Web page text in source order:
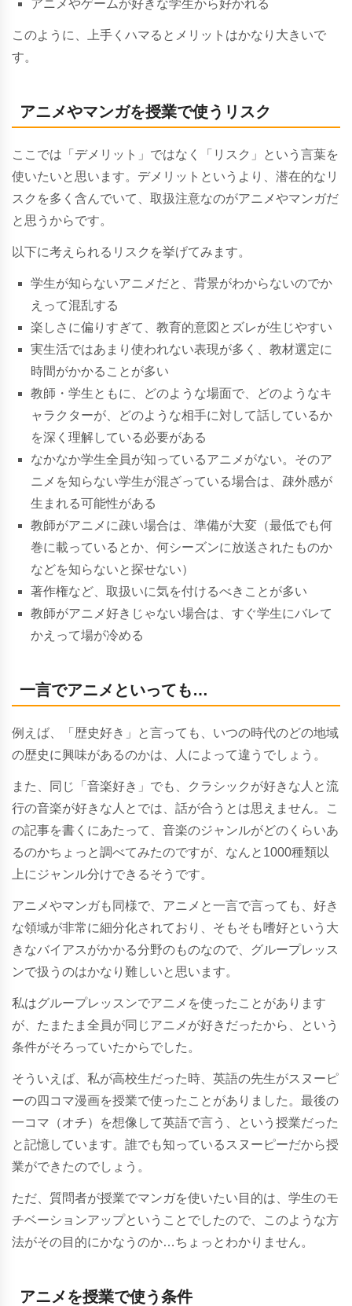
アニメやゲームが好きな学生から好かれる
このように、上手くハマるとメリットはかなり大きいで
す。
アニメやマンガを授業で使うリスク
ここでは「デメリット」ではなく「リスク」という言葉を
使いたいと思います。デメリットというより、潜在的なリ
スクを多く含んでいて、取扱注意なのがアニメやマンガだ
と思うからです。
以下に考えられるリスクを挙げてみます。
学生が知らないアニメだと、背景がわからないのでか
えって混乱する
楽しさに偏りすぎて、教育的意図とズレが生じやすい
実生活ではあまり使われない表現が多く、教材選定に
時間がかかることが多い
教師・学生ともに、どのような場面で、どのようなキ
ャラクターが、どのような相手に対して話しているか
を深く理解している必要がある
なかなか学生全員が知っているアニメがない。そのア
ニメを知らない学生が混ざっている場合は、疎外感が
生まれる可能性がある
教師がアニメに疎い場合は、準備が大変（最低でも何
巻に載っているとか、何シーズンに放送されたものか
などを知らないと探せない）
著作権など、取扱いに気を付けるべきことが多い
教師がアニメ好きじゃない場合は、すぐ学生にバレて
かえって場が冷める
一言でアニメといっても…
例えば、「歴史好き」と言っても、いつの時代のどの地域
の歴史に興味があるのかは、人によって違うでしょう。
また、同じ「音楽好き」でも、クラシックが好きな人と流
行の音楽が好きな人とでは、話が合うとは思えません。こ
の記事を書くにあたって、音楽のジャンルがどのくらいあ
るのかちょっと調べてみたのですが、なんと1000種類以
上にジャンル分けできるそうです。
アニメやマンガも同様で、アニメと一言で言っても、好き
な領域が非常に細分化されており、そもそも嗜好という大
きなバイアスがかかる分野のものなので、グループレッス
ンで扱うのはかなり難しいと思います。
私はグループレッスンでアニメを使ったことがあります
が、たまたま全員が同じアニメが好きだったから、という
条件がそろっていたからでした。
そういえば、私が高校生だった時、英語の先生がスヌーピ
ーの四コマ漫画を授業で使ったことがありました。最後の
一コマ（オチ）を想像して英語で言う、という授業だった
と記憶しています。誰でも知っているスヌーピーだから授
業ができたのでしょう。
ただ、質問者が授業でマンガを使いたい目的は、学生のモ
チベーションアップということでしたので、このような方
法がその目的にかなうのか…ちょっとわかりません。
アニメを授業で使う条件